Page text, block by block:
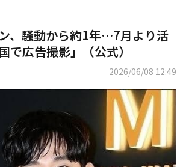
、騒動から約1年…7月より活
で広告撮影」（公式）
2026/06/08 12:49